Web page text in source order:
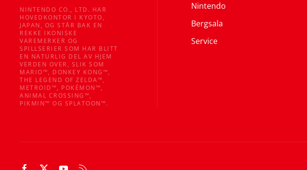
NINTENDO CO., LTD. HAR
HOVEDKONTOR I KYOTO,
JAPAN, OG STÅR BAK EN
REKKE IKONISKE
VAREMERKER OG
SPILLSERIER SOM HAR BLITT
EN NATURLIG DEL AV HJEM
VERDEN OVER, SLIK SOM
MARIO™, DONKEY KONG™,
THE LEGEND OF ZELDA™,
METROID™, POKÉMON™,
ANIMAL CROSSING™,
PIKMIN™ OG SPLATOON™.
Nintendo
Bergsala
Service